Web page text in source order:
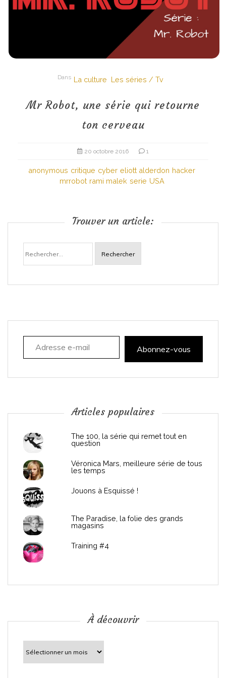
Dans La culture Les séries / Tv
Mr Robot, une série qui retourne
ton cerveau
20 octobre 2016 1
anonymous critique cyber eliott alderdon hacker
mrrobot rami malek serie USA
Trouver un article:
Rechercher :
Adresse e-mail
Abonnez-vous
Articles populaires
The 100, la série qui remet tout en
question
Véronica Mars, meilleure série de tous
les temps
Jouons à Esquissé !
The Paradise, la folie des grands
magasins
Training #4
À découvrir
À
découvrir